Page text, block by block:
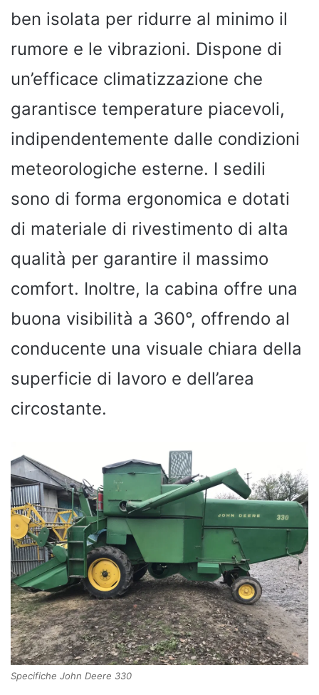
ben isolata per ridurre al minimo il
rumore e le vibrazioni. Dispone di
un’efficace climatizzazione che
garantisce temperature piacevoli,
indipendentemente dalle condizioni
meteorologiche esterne. I sedili
sono di forma ergonomica e dotati
di materiale di rivestimento di alta
qualità per garantire il massimo
comfort. Inoltre, la cabina offre una
buona visibilità a 360°, offrendo al
conducente una visuale chiara della
superficie di lavoro e dell’area
circostante.
Specifiche John Deere 330